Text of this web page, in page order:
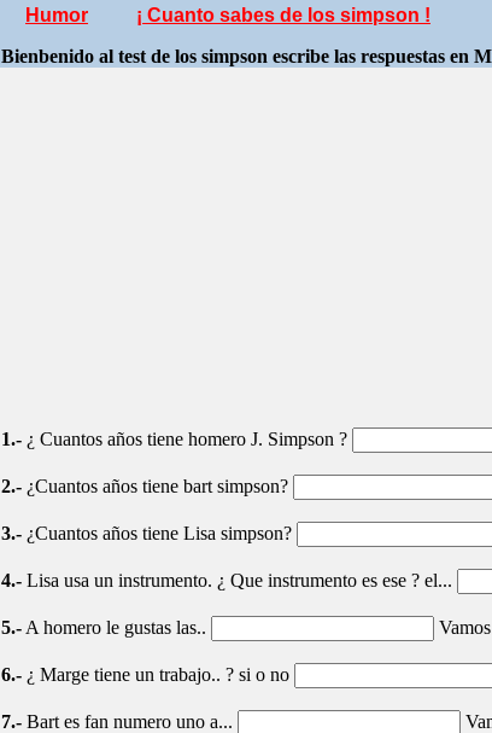
Humor
¡ Cuanto sabes de los simpson !
Bienbenido al test de los simpson escribe las respuestas en
1.- ¿ Cuantos años tiene homero J. Simpson ?
2.- ¿Cuantos años tiene bart simpson?
3.- ¿Cuantos años tiene Lisa simpson?
4.- Lisa usa un instrumento. ¿ Que instrumento es ese ? el...
5.- A homero le gustas las..
6.- ¿ Marge tiene un trabajo.. ? si o no
7.- Bart es fan numero uno a...